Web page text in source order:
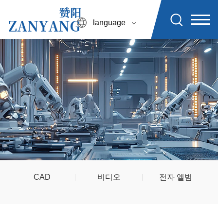
language
CAD 비디오 전자 앨범